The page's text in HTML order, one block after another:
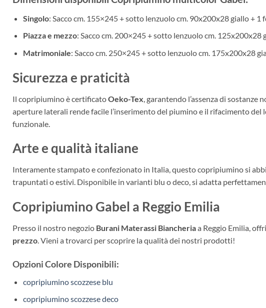
Singolo: Sacco cm. 155×245 + sotto lenzuolo cm. 90x200x28 giallo + 1
Piazza e mezzo: Sacco cm. 200×245 + sotto lenzuolo cm. 125x200x28
Matrimoniale: Sacco cm. 250×245 + sotto lenzuolo cm. 175x200x28
Sicurezza e praticità
Il copripiumino è certificatoOeko-Tex , garantendo l’assenza di sostanze
aperture laterali rende facile l’inserimento del piumino e il rifacimento
funzionale.
Arte e qualità italiane
Interamente stampato e confezionato in Italia, questo copripiumino si
trapuntati o estivi. Disponibile in varianti blu o deco, si adatta
Copripiumino Gabel a Reggio Emilia
Presso il nostro negozio Burani Materassi Biancheriaa Reggio Emilia,
prezzo . Vieni a trovarci per scoprire la qualità dei nostri prodotti!
Opzioni Colore Disponibili:
copripiumino scozzese blu
copripiumino scozzese deco